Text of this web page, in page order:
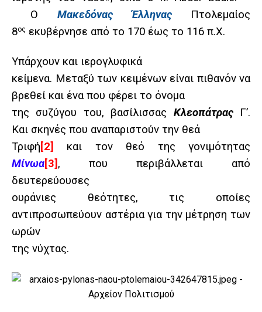
Ο Μακεδόνας ΈλληναςΠτολεμαίος
8ος εκυβέρνησε από το 170 έως το 116 π.Χ.
Υπάρχουν και ιερογλυφικά
κείμενα. Μεταξύ των κειμένων είναι πιθανόν να
βρεθεί και ένα που φέρει το όνομα
της συζύγου του, βασίλισσας Κλεοπάτρας Γ’.
Και σκηνές που αναπαριστούν την θεά
Τριφή[2]
και τον θεό της γονιμότητας
Μίνωα[3] , που περιβάλλεται από
δευτερεύουσες
ουράνιες θεότητες, τις οποίες
αντιπροσωπεύουν αστέρια για την μέτρηση των
ωρών
της νύχτας.